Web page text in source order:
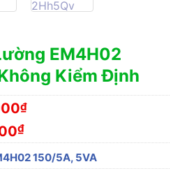
EM4H02
Kiểm Định
₫
₫
150/5A, 5VA